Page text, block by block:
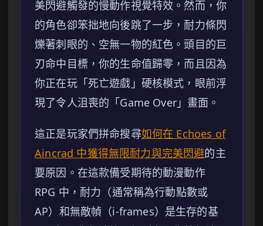
美閃避觸發的慢動作視覺特效。然而，你
的角色卻笨拙地向後跳了一步，耐力條閃
爍著刺眼的、空無一物的紅色。頭目的巨
刃命中目標，你的生命值歸零，而且因為
你正在玩「死亡遊戲」硬核模式，眼前浮
現了令人沮喪的「Game Over」畫面。
這正是玩家們拼命搜尋如何在 Echoes of
Aincrad 中獲得無限耐力與完美閃避的主
要原因。在這款備受期待的動漫動作
RPG 中，耐力（通常稱為行動點數或
AP）和無敵幀（i-frames）是生存的基